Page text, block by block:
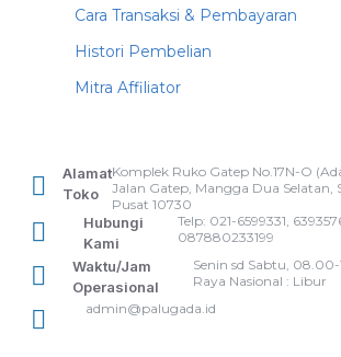
Cara Transaksi & Pembayaran
Histori Pembelian
Mitra Affiliator
Alamat
Toko
Komplek Ruko Gatep No.17N-O
Jalan Gatep, Mangga Dua Selatan,
Pusat 10730
Hubungi
Kami
Telp: 021-6599331,
087880233199
Waktu/Jam
Operasional
Senin sd Sabtu,
Raya Nasional : Libur
admin@palugada.id